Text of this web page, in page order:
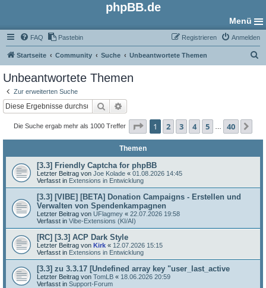
phpBB.de
Menü
FAQ Pastebin Anmelden
Registrieren
Startseite Community Suche Unbeantwortete Themen
Unbeantwortete Themen
Zur erweiterten Suche
Suche
Die Suche ergab mehr als 1000 Treffer Seite 1von 40
1 2 3 4 5 40
Themen
[3.3] Friendly Captcha for phpBB
Letzter Beitrag von Joe Kolade « 01.08.2026 14:45
Verfasst in Extensions in Entwicklung
[3.3] [VIBE] [BETA] Donation Campaigns - Erstellen und
Verwalten von Spendenkampagnen
Letzter Beitrag von UFlagmey « 22.07.2026 19:58
Verfasst in Vibe-Extensions (KI/AI)
[RC] [3.3] ACP Dark Style
Letzter Beitrag von Kirk « 12.07.2026 15:15
Verfasst in Extensions in Entwicklung
[3.3] zu 3.3.17 [Undefined array key "user_last_active
Letzter Beitrag von TomLB « 18.06.2026 20:59
Verfasst in Support-Forum